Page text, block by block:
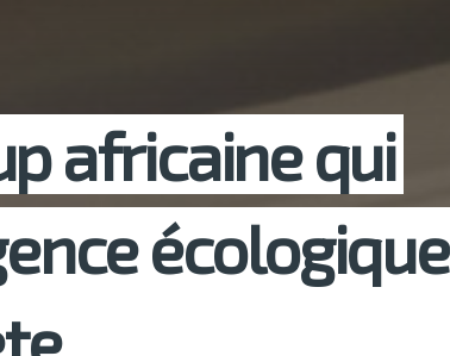
africaine qui
écologique